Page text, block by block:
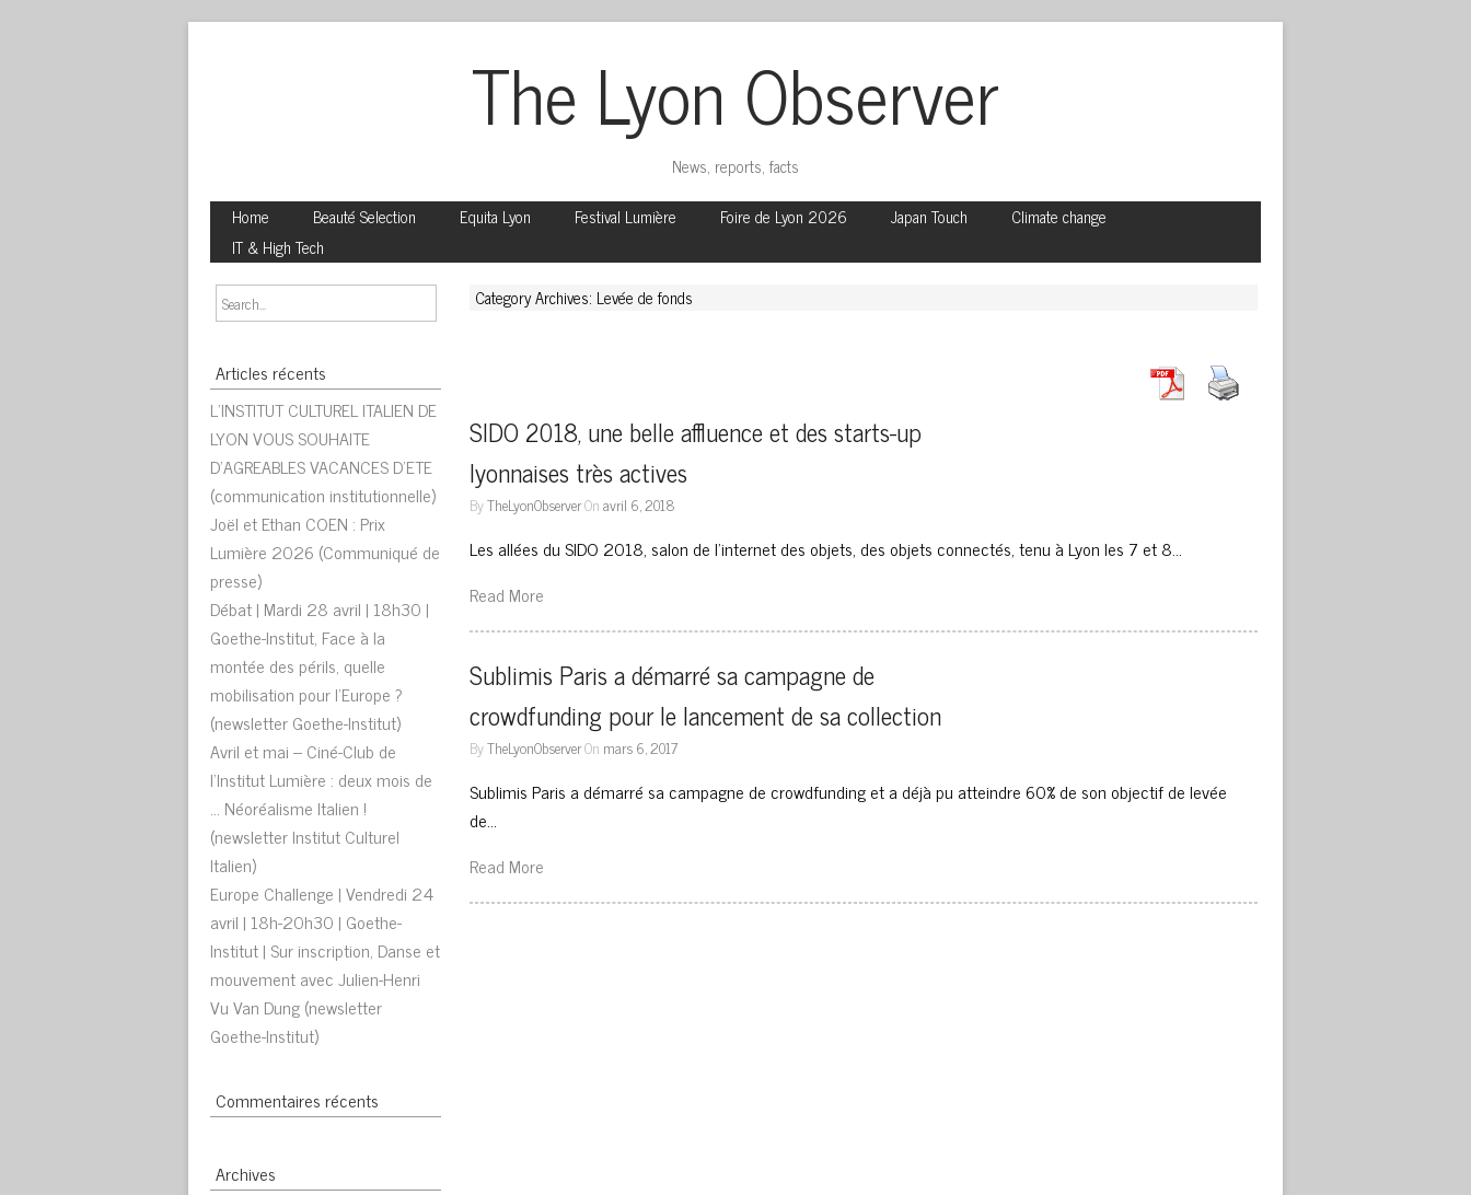
The Lyon Observer
News, reports, facts
Home
Beauté Selection Equita Lyon Festival Lumière Foire de Lyon 2026 Japan Touch
Climate change
IT & High Tech
Articles récents
L’INSTITUT CULTUREL ITALIEN DE
LYON VOUS SOUHAITE
D’AGREABLES VACANCES D’ETE
(communication institutionnelle)
Joël et Ethan COEN : Prix
Lumière 2026 (Communiqué de
presse)
Débat | Mardi 28 avril | 18h30 |
Goethe-Institut, Face à la
montée des périls, quelle
mobilisation pour l’Europe ?
(newsletter Goethe-Institut)
Avril et mai – Ciné-Club de
l’Institut Lumière : deux mois de
… Néoréalisme Italien !
(newsletter Institut Culturel
Italien)
Europe Challenge | Vendredi 24
avril | 18h-20h30 | Goethe-
Institut | Sur inscription, Danse et
mouvement avec Julien-Henri
Vu Van Dung (newsletter
Goethe-Institut)
Commentaires récents
Archives
Category Archives: Levée de fonds
SIDO 2018, une belle affluence et des starts-up
lyonnaises très actives
ByTheLyonObserverOnavril 6, 2018
Les allées du SIDO 2018, salon de l’internet des objets, des objets connectés, tenu à Lyon les 7 et 8…
Read More
Sublimis Paris a démarré sa campagne de
crowdfunding pour le lancement de sa collection
ByTheLyonObserverOn mars 6, 2017
Sublimis Paris a démarré sa campagne de crowdfunding et a déjà pu atteindre 60% de son objectif de levée
de…
Read More